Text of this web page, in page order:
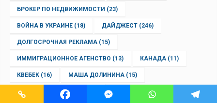
БРОКЕР ПО НЕДВИЖИМОСТИ (23)
ВОЙНА В УКРАИНЕ (18) ДАЙДЖЕСТ (246)
ДОЛГОСРОЧНАЯ РЕКЛАМА (15)
ИММИГРАЦИОННОЕ АГЕНСТВО (13) КАНАДА (11)
КВЕБЕК (16) МАША ДОЛИНИНА (15)
НАВІНЫПАБЕЛАРУСКУ